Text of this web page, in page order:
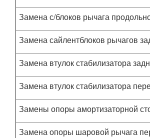
Замена с/блоков рычага
Замена сайлентблоков рычагов
Замена втулок стабилизатора
Замена втулок стабилизатора
Замены опоры амортизаторной
Замена опоры шаровой рычага